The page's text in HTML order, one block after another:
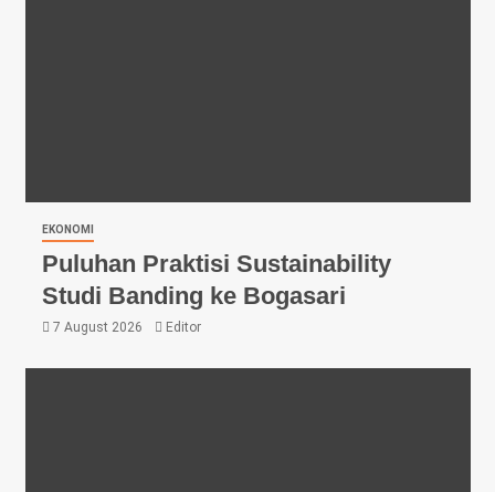
EKONOMI
Puluhan Praktisi Sustainability
Studi Banding ke Bogasari
7 August 2026 Editor